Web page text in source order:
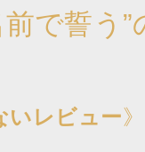
で誓う
いレビュー》